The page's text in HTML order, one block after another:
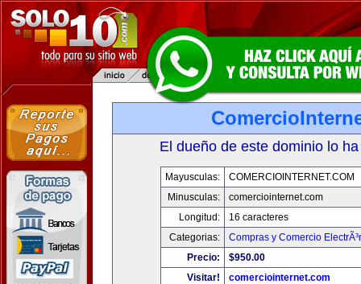
El dueño de este dominio lo
Mayusculas:
COMERCIOINTERNET.COM
Minusculas:
comerciointernet.com
Longitud:
16 caracteres
Categorias:
Compras y Comercio
Precio:
$950.00
Visitar!
comerciointernet.com